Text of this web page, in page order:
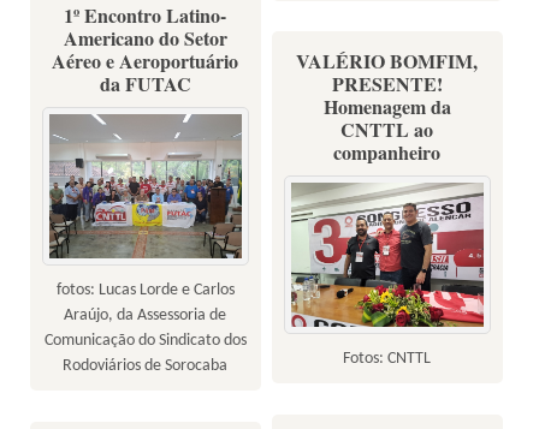
1º Encontro Latino-
Americano do Setor
Aéreo e Aeroportuário
da FUTAC
fotos: Lucas Lorde e Carlos
Araújo, da Assessoria de
Comunicação do Sindicato dos
Rodoviários de Sorocaba
VALÉRIO BOMFIM,
PRESENTE!
Homenagem da
CNTTL ao
companheiro
Fotos: CNTTL